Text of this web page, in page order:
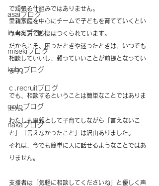
asaiブログ
inukaiブログ
misekiブログ
kuboブログ
ｃ.recruitブログ
gotoブログ
nakaブログ
で頑張る仕組みではありません。
里親家庭を中心にチームで子どもを育てていくとい
う考え方で制度はつくられています。
だからこそ、困ったときや迷ったときは、いつでも
相談していいし、頼っていいことが前提となってい
ます。
でも、相談するということは簡単なことではありま
せん。
わたしも里親として子育てしながら「言えないこ
と」「言えなかったこと」は沢山ありました。
それは、今でも簡単に人に話せるようなことではあ
りません。
支援者は「気軽に相談してくださいね」と優しく声